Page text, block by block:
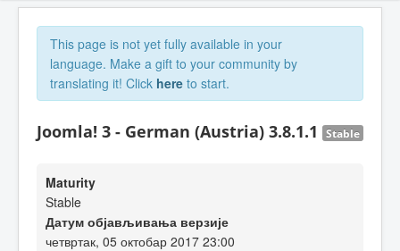
This page is not yet fully available in your
language. Make a gift to your community by
translating it! Click here to start.
Joomla! 3 - German (Austria) 3.8.1.1 Stable
Maturity
Stable
Датум објављивања верзије
четвртак, 05 октобар 2017 23:00